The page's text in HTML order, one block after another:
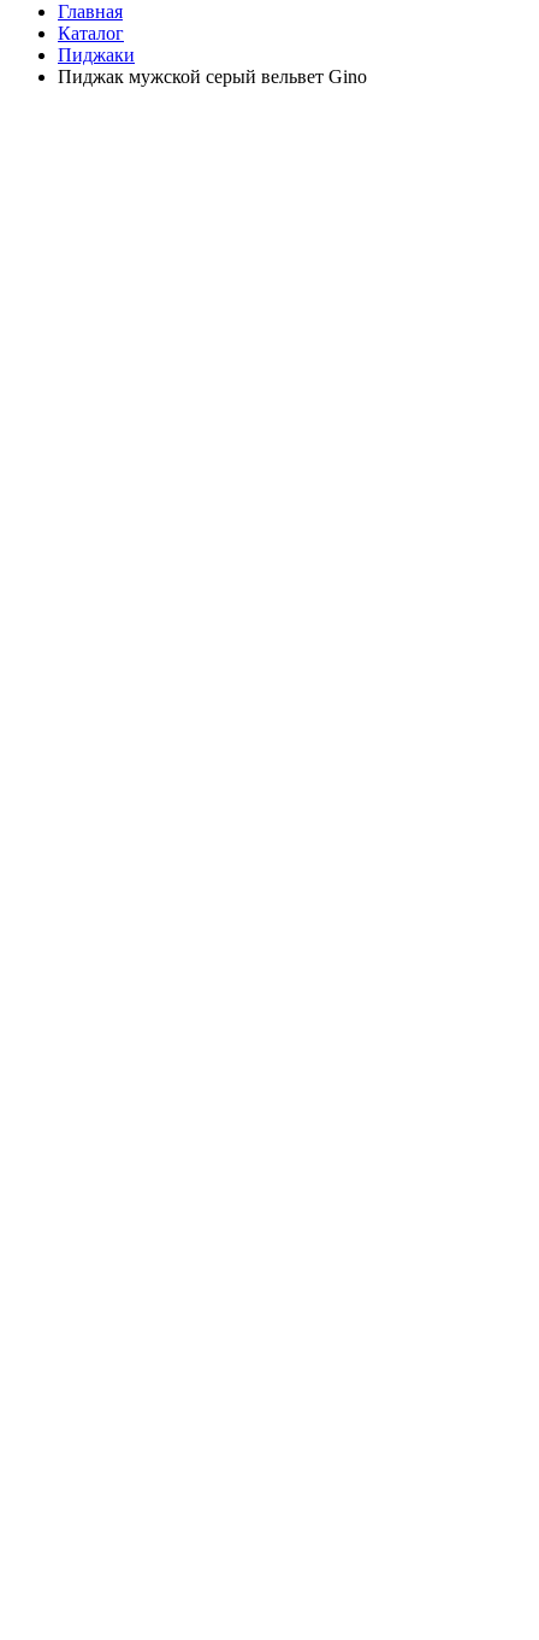
Главная
Каталог
Пиджаки
Пиджак мужской серый вельвет Gino